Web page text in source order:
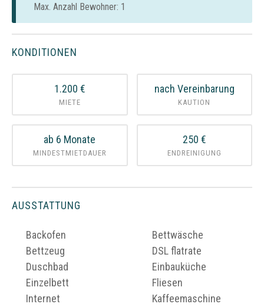
Max. Anzahl Bewohner: 1
KONDITIONEN
1.200 €
MIETE
nach Vereinbarung
KAUTION
ab 6 Monate
MINDESTMIETDAUER
250 €
ENDREINIGUNG
AUSSTATTUNG
Backofen
Bettwäsche
Bettzeug
DSL flatrate
Duschbad
Einbauküche
Einzelbett
Fliesen
Internet
Kaffeemaschine